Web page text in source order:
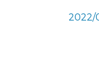
2022/